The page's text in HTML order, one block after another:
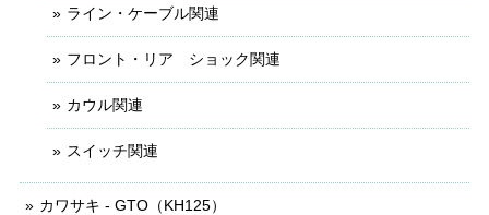
ライン・ケーブル関連
フロント・リア ショック関連
カウル関連
スイッチ関連
カワサキ - GTO（KH125）